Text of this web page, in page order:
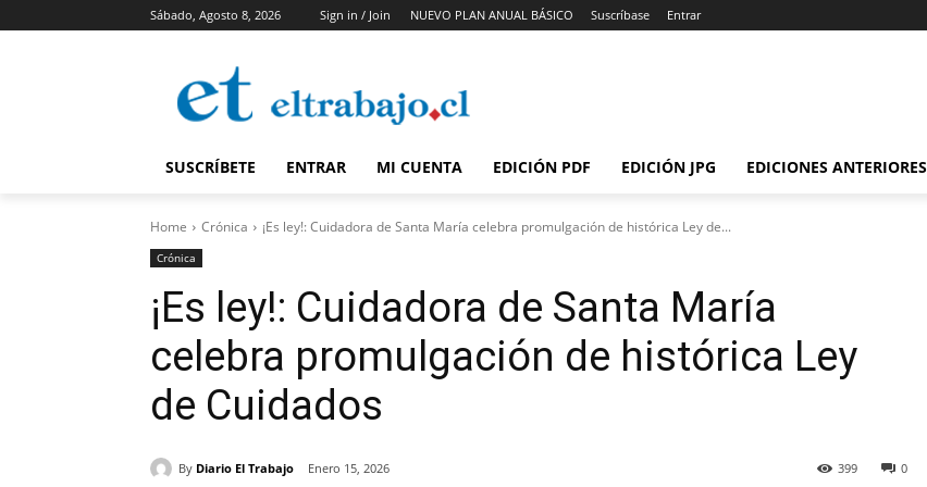
Sábado, Agosto 8, 2026 Sign in / Join NUEVO PLAN ANUAL BÁSICO Suscríbase Entrar
SUSCRÍBETE ENTRAR MI CUENTA EDICIÓN PDF EDICIÓN JPG EDICIONES ANTERIORES
Home Crónica ¡Es ley!: Cuidadora de Santa María celebra promulgación de histórica Ley de...
Crónica
¡Es ley!: Cuidadora de Santa María
celebra promulgación de histórica Ley
de Cuidados
By Diario El Trabajo Enero 15, 2026 0
399